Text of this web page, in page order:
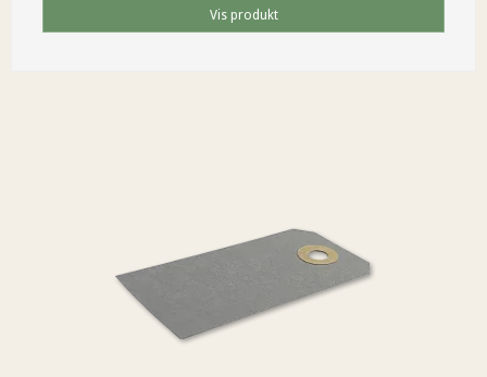
Vis produkt